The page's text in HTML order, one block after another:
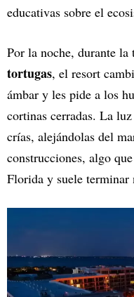
educativas sobre el
Por la noche, durante la
tortugas, el resort
ámbar y les pide a los
cortinas cerradas. La
crías, alejándolas del
construcciones, algo
Florida y suele terminar